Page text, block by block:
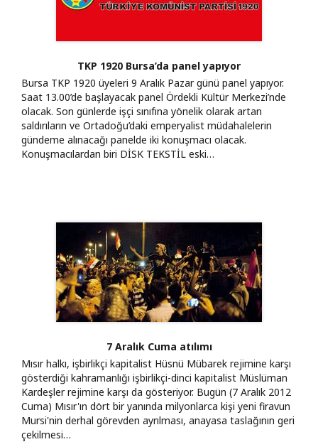
TKP 1920 Bursa’da panel yapıyor
Bursa TKP 1920 üyeleri 9 Aralık Pazar günü panel yapıyor.
Saat 13.00’de başlayacak panel Ördekli Kültür Merkezi’nde
olacak. Son günlerde işçi sınıfına yönelik olarak artan
saldırıların ve Ortadoğu’daki emperyalist müdahalelerin
gündeme alınacağı panelde iki konuşmacı olacak.
Konuşmacılardan biri DİSK TEKSTİL eski…
7 Aralık Cuma atılımı
Mısır halkı, işbirlikçi kapitalist Hüsnü Mübarek rejimine karşı
gösterdiği kahramanlığı işbirlikçi-dinci kapitalist Müslüman
Kardeşler rejimine karşı da gösteriyor. Bugün (7 Aralık 2012
Cuma) Mısır'ın dört bir yanında milyonlarca kişi yeni firavun
Mursi'nin derhal görevden ayrılması, anayasa taslağının geri
çekilmesi…